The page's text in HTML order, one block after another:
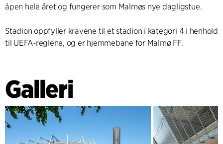
åpen hele året og fungerer som Malmøs nye dagligstue.
Stadion oppfyller kravene til et stadion i kategori 4 i henhold
til UEFA-reglene, og er hjemmebane for Malmø FF.
Galleri